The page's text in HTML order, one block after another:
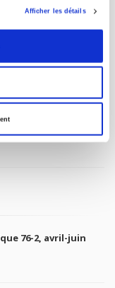
Afficher les détails
76-2, avril-juin